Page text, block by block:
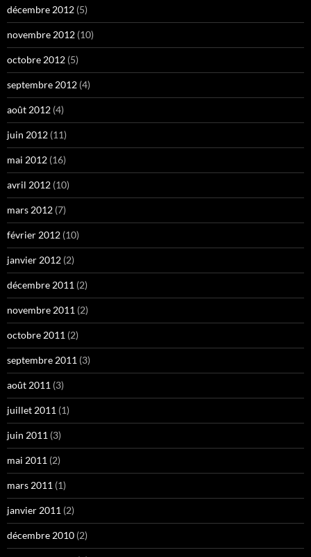
décembre 2012 (5)
novembre 2012 (10)
octobre 2012 (5)
septembre 2012 (4)
août 2012 (4)
juin 2012 (11)
mai 2012 (16)
avril 2012 (10)
mars 2012 (7)
février 2012 (10)
janvier 2012 (2)
décembre 2011 (2)
novembre 2011 (2)
octobre 2011 (2)
septembre 2011 (3)
août 2011 (3)
juillet 2011 (1)
juin 2011 (3)
mai 2011 (2)
mars 2011 (1)
janvier 2011 (2)
décembre 2010 (2)